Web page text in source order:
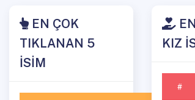
EN ÇOK
TIKLANAN 5
İSİM
KIZ
#